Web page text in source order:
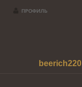
beerich220